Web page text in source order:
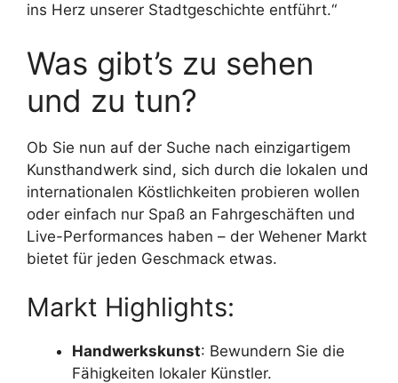
ins Herz unserer Stadtgeschichte entführt.“
Was gibt’s zu sehen
und zu tun?
Ob Sie nun auf der Suche nach einzigartigem
Kunsthandwerk sind, sich durch die lokalen und
internationalen Köstlichkeiten probieren wollen
oder einfach nur Spaß an Fahrgeschäften und
Live-Performances haben – der Wehener Markt
bietet für jeden Geschmack etwas.
Markt Highlights:
Handwerkskunst: Bewundern Sie die
Fähigkeiten lokaler Künstler.